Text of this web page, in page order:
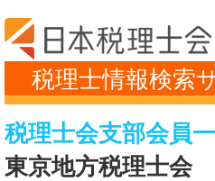
税理士情報検索
税理士会支部会員
東京地方税理士会